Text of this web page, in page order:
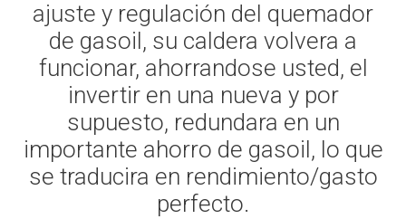
ajuste y regulación del quemador
de gasoil, su caldera volvera a
funcionar, ahorrandose usted, el
invertir en una nueva y por
supuesto, redundara en un
importante ahorro de gasoil, lo que
se traducira en rendimiento/gasto
perfecto.